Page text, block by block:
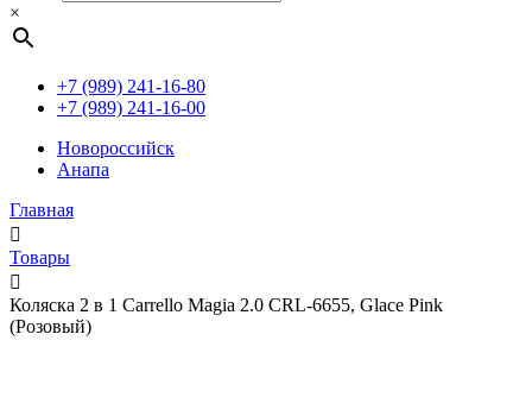
×
+7 (989) 241-16-80
+7 (989) 241-16-00
Новороссийск
Анапа
Главная
Товары
Коляска 2 в 1 Carrello Magia 2.0 CRL-6655, Glace Pink
(Розовый)